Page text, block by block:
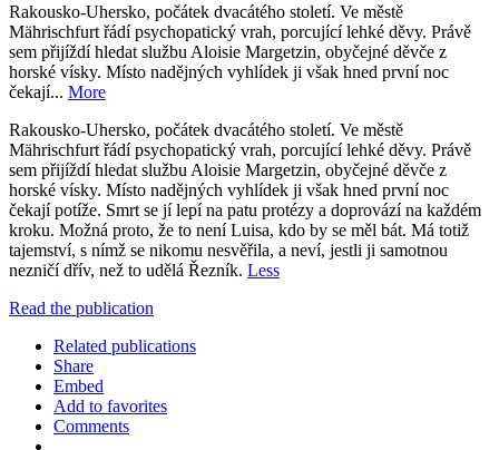
Rakousko-Uhersko, počátek dvacátého století. Ve městě
Mährischfurt řádí psychopatický vrah, porcující lehké děvy. Právě
sem přijíždí hledat službu Aloisie Margetzin, obyčejné děvče z
horské vísky. Místo nadějných vyhlídek ji však hned první noc
čekají... More
Rakousko-Uhersko, počátek dvacátého století. Ve městě
Mährischfurt řádí psychopatický vrah, porcující lehké děvy. Právě
sem přijíždí hledat službu Aloisie Margetzin, obyčejné děvče z
horské vísky. Místo nadějných vyhlídek ji však hned první noc
čekají potíže. Smrt se jí lepí na patu protézy a doprovází na každém
kroku. Možná proto, že to není Luisa, kdo by se měl bát. Má totiž
tajemství, s nímž se nikomu nesvěřila, a neví, jestli ji samotnou
nezničí dřív, než to udělá Řezník. Less
Read the publication
Related publications
Share
Embed
Add to favorites
Comments